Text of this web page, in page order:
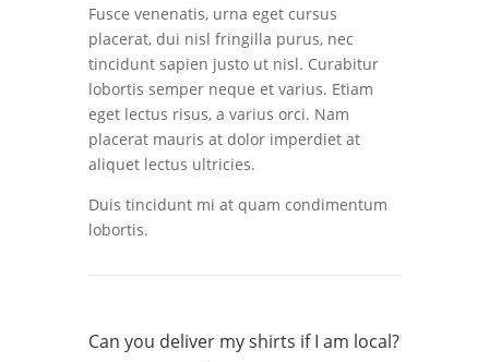
Fusce venenatis, urna eget cursus
placerat, dui nisl fringilla purus, nec
tincidunt sapien justo ut nisl. Curabitur
lobortis semper neque et varius. Etiam
eget lectus risus, a varius orci. Nam
placerat mauris at dolor imperdiet at
aliquet lectus ultricies.
Duis tincidunt mi at quam condimentum
lobortis.
Can you deliver my shirts if I am local?